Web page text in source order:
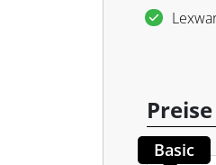
Preise
Basic